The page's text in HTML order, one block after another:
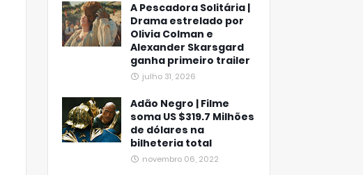
A Pescadora Solitária |
Drama estrelado por
Olivia Colman e
Alexander Skarsgard
ganha primeiro trailer
julho 31, 2026
Adão Negro | Filme
soma US $319.7 Milhões
de dólares na
bilheteria total
novembro 06, 2022